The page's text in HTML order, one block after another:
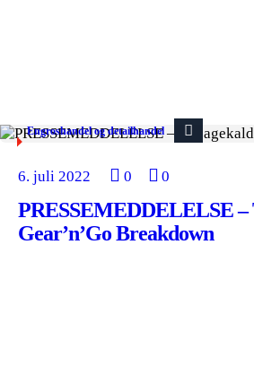
Engroshandel og detailhandel
6. juli 2022 0 0
PRESSEMEDDELELSE –
Gear’n’Go Breakdown